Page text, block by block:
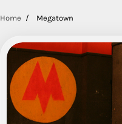
Home Megatown